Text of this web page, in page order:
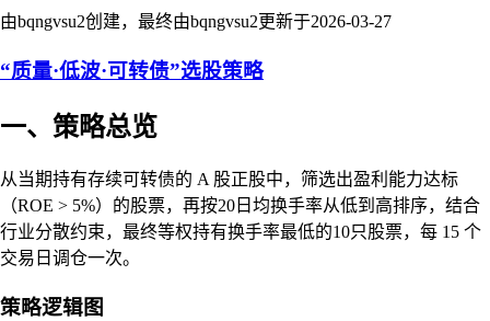
由bqngvsu2创建，最终由bqngvsu2更新于2026-03-27
“质量·低波·可转债”选股策略
一、策略总览
从当期持有存续可转债的 A 股正股中，筛选出盈利能力达标
（ROE > 5%）的股票，再按20日均换手率从低到高排序，结合
行业分散约束，最终等权持有换手率最低的10只股票，每 15 个
交易日调仓一次。
策略逻辑图